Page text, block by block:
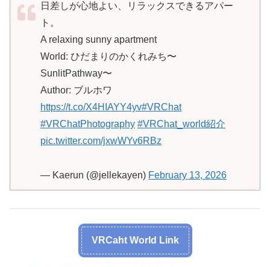
日差しが心地よい、リラックスできるアパー
ト。
A relaxing sunny apartment
World: ひだまりのかくれみち〜
SunlitPathway〜
Author: ブルホワ
https://t.co/X4HIAYY4yv#VRChat
#VRChatPhotography #VRChat_world紹介
pic.twitter.com/jxwWYv6RBz
— Kaerun (@jellekayen) February 13, 2026
VRCaht World Link